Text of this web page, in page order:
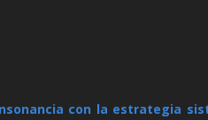
con la estrategia